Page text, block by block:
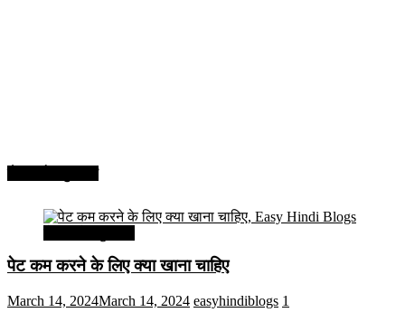
पेट कम करने के लिए क्या खाना चाहिए
March 14, 2024March 14, 2024 easyhindiblogs 1